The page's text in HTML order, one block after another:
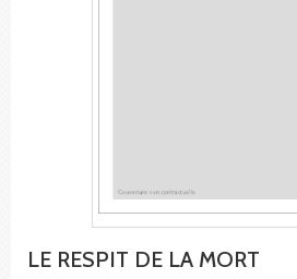
LE RESPIT DE LA MORT